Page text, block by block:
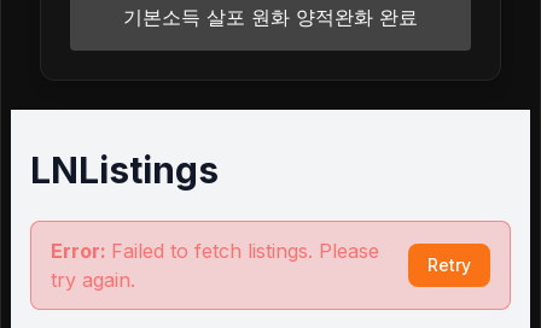
기본소득 살포 원화 양적완화 완료
LNListings
Error: Failed to fetch listings. Please
try again.
Retry